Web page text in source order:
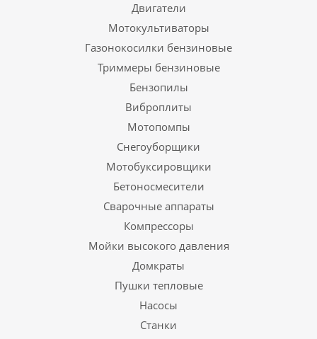
Двигатели
Мотокультиваторы
Газонокосилки бензиновые
Триммеры бензиновые
Бензопилы
Виброплиты
Мотопомпы
Снегоуборщики
Мотобуксировщики
Бетоносмесители
Сварочные аппараты
Компрессоры
Мойки высокого давления
Домкраты
Пушки тепловые
Насосы
Станки